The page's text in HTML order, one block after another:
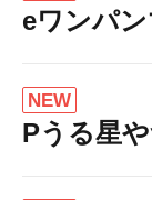
eワンパ
NEW
Pうる星